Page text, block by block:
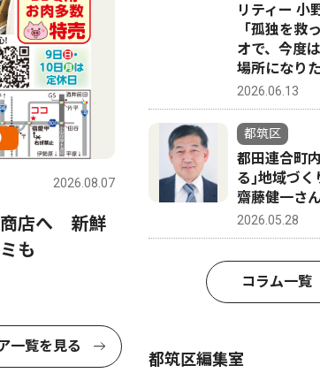
2026.08.07
商店へ 新鮮
も
一覧を見る
リティー 小
「孤独を救
オで、今度
場所になりた
2026.06.13
都筑区
都田連合町
る｣地域づ
齋藤健一さ
2026.05.28
コラム一覧
都筑区編集室